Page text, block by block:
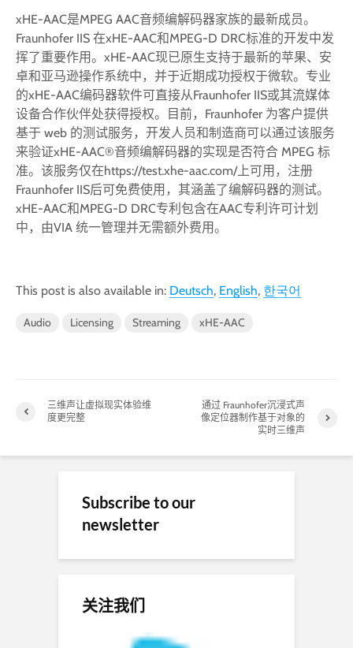
xHE-AAC是MPEG AAC音频编解码器家族的最新成员。
Fraunhofer IIS 在xHE-AAC和MPEG-D DRC标准的开发中发
挥了重要作用。xHE-AAC现已原生支持于最新的苹果、安
卓和亚马逊操作系统中，并于近期成功授权于微软。专业
的xHE-AAC编码器软件可直接从Fraunhofer IIS或其流媒体
设备合作伙伴处获得授权。目前，Fraunhofer 为客户提供
基于 web 的测试服务，开发人员和制造商可以通过该服务
来验证xHE-AAC®音频编解码器的实现是否符合 MPEG 标
准。该服务仅在https://test.xhe-aac.com/上可用，注册
Fraunhofer IIS后可免费使用，其涵盖了编解码器的测试。
xHE-AAC和MPEG-D DRC专利包含在AAC专利许可计划
中，由VIA 统一管理并无需额外费用。
This post is also available in: Deutsch English 한국어
Audio Licensing Streaming xHE-AAC
三维声让虚拟现实体验维
度更完整
通过 Fraunhofer沉浸式声
像定位器制作基于对象的
实时三维声
Subscribe to our
newsletter
关注我们